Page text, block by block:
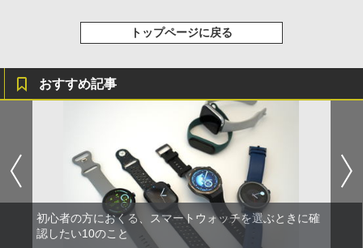
トップページに戻る
おすすめ記事
初心者の方におくる、スマートウォッチを選ぶときに確
認したい10のこと